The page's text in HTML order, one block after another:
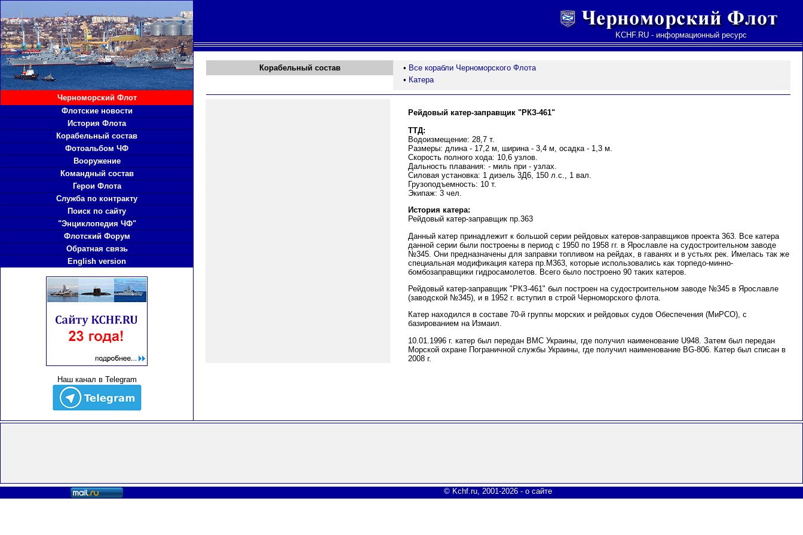
Черноморский Флот
Флотские новости
История Флота
Корабельный состав
Фотоальбом ЧФ
Вооружение
Командный состав
Герои Флота
Служба по контракту
Поиск по сайту
"Энциклопедия ЧФ"
Флотский Форум
Обратная связь
English version
Наш канал в Telegram
KCHF.RU - информационный ресурс
Корабельный состав • Все корабли Черноморского Флота
• Катера
Рейдовый катер-заправщик "РКЗ-461"
ТТД:
Водоизмещение: 28,7 т.
Размеры: длина - 17,2 м, ширина - 3,4 м, осадка - 1,3 м.
Скорость полного хода: 10,6 узлов.
Дальность плавания: - миль при - узлах.
Силовая установка: 1 дизель 3Д6, 150 л.с., 1 вал.
Грузоподъемность: 10 т.
Экипаж: 3 чел.
История катера:
Рейдовый катер-заправщик пр.363
Данный катер принадлежит к большой серии рейдовых катеров-заправщиков проекта 363. Все катера
данной серии были построены в период с 1950 по 1958 гг. в Ярославле на судостроительном заводе
№345. Они предназначены для заправки топливом на рейдах, в гаванях и в устьях рек. Имелась так же
специальная модификация катера пр.М363, которые использовались как торпедо-минно-
бомбозаправщики гидросамолетов. Всего было построено 90 таких катеров.
Рейдовый катер-заправщик "РКЗ-461" был построен на судостроительном заводе №345 в Ярославле
(заводской №345), и в 1952 г. вступил в строй Черноморского флота.
Катер находился в составе 70-й группы морских и рейдовых судов Обеспечения (МиРСО), с
базированием на Измаил.
10.01.1996 г. катер был передан ВМС Украины, где получил наименование U948. Затем был передан
Морской охране Пограничной службы Украины, где получил наименование BG-806. Катер был списан в
2008 г.
© Kchf.ru, 2001-2026 - о сайте